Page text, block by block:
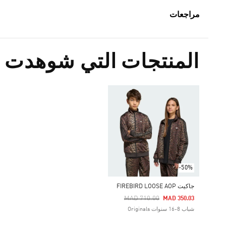
مراجعات
المنتجات التي شوهدت
-50%
جاكيت FIREBIRD LOOSE AOP
Price Reduced From
MAD 710.00
To MAD 350.03
شباب 8-16 سنوات Originals